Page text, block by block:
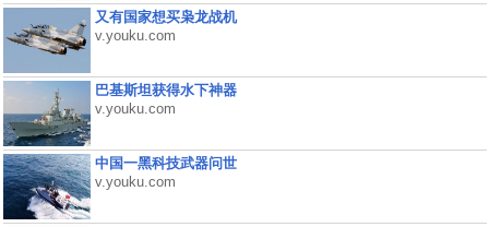
又有国家想买枭龙战机
v.youku.com
巴基斯坦获得水下神器
v.youku.com
中国一黑科技武器问世
v.youku.com